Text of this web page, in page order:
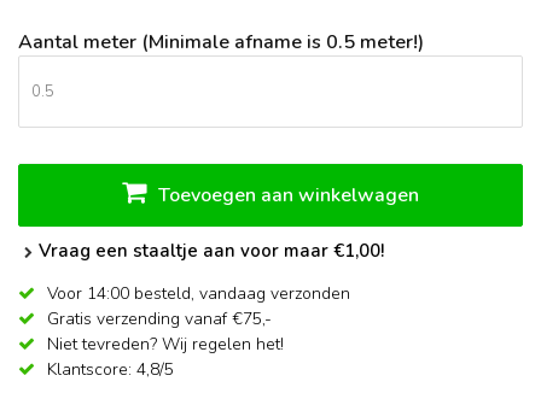
Aantal meter (Minimale afname is 0.5 meter!)
Toevoegen aan winkelwagen
Vraag een staaltje aan voor maar €1,00!
Voor 14:00 besteld, vandaag verzonden
Gratis verzending vanaf €75,-
Niet tevreden? Wij regelen het!
Klantscore: 4,8/5